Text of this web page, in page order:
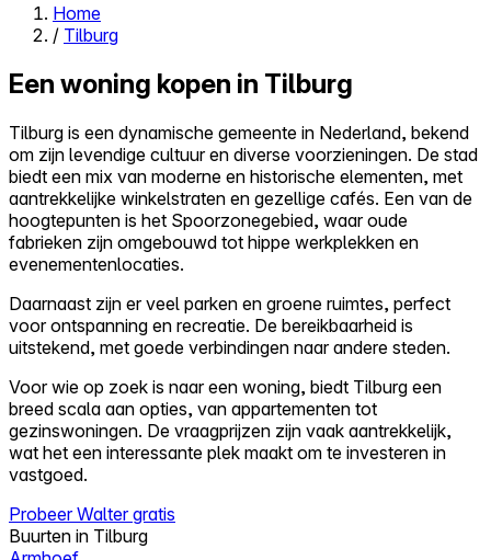
Close menu
Zelf kopen
Alles-in-één
Reviews
Prijzen
Log in
Probeer Walter gratis
Home
/ Tilburg
Een woning kopen in Tilburg
Tilburg is een dynamische gemeente in Nederland, bekend
om zijn levendige cultuur en diverse voorzieningen. De stad
biedt een mix van moderne en historische elementen, met
aantrekkelijke winkelstraten en gezellige cafés. Een van de
hoogtepunten is het Spoorzonegebied, waar oude
fabrieken zijn omgebouwd tot hippe werkplekken en
evenementenlocaties.
Daarnaast zijn er veel parken en groene ruimtes, perfect
voor ontspanning en recreatie. De bereikbaarheid is
uitstekend, met goede verbindingen naar andere steden.
Voor wie op zoek is naar een woning, biedt Tilburg een
breed scala aan opties, van appartementen tot
gezinswoningen. De vraagprijzen zijn vaak aantrekkelijk,
wat het een interessante plek maakt om te investeren in
vastgoed.
Probeer Walter gratis
Buurten in Tilburg